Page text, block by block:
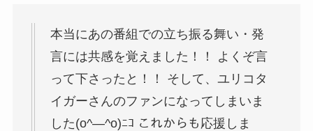
本当にあの番組での立ち振る舞い・発
言には共感を覚えました！！ よくぞ言
って下さったと！！ そして、ユリコタ
イガーさんのファンになってしまいま
した(o^―^o)ﾆｺ これからも応援しま